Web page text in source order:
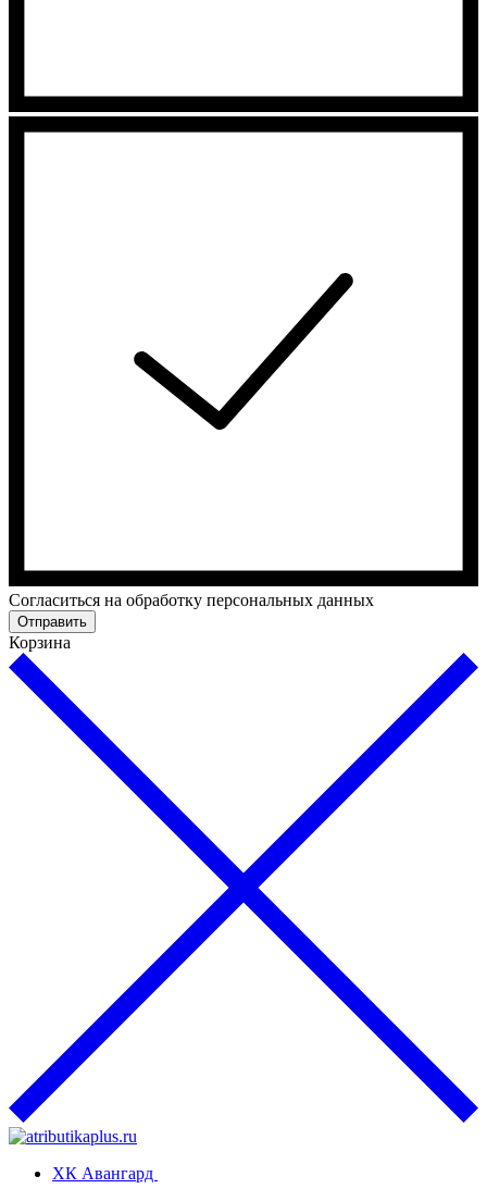
Cогласиться на обработку персональных данных
Отправить
Корзина
ХК Авангард